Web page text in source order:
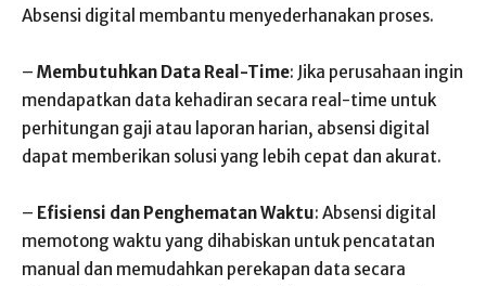
Absensi digital membantu menyederhanakan proses.
– Membutuhkan Data Real-Time: Jika perusahaan ingin
mendapatkan data kehadiran secara real-time untuk
perhitungan gaji atau laporan harian, absensi digital
dapat memberikan solusi yang lebih cepat dan akurat.
– Efisiensi dan Penghematan Waktu: Absensi digital
memotong waktu yang dihabiskan untuk pencatatan
manual dan memudahkan perekapan data secara